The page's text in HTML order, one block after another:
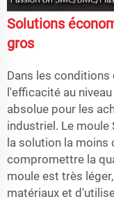
Solutions
gros
Dans les
l'efficacité au
absolue pour les
industriel. Le moule
la solution la moins
compromettre la
moule est très
matériaux et